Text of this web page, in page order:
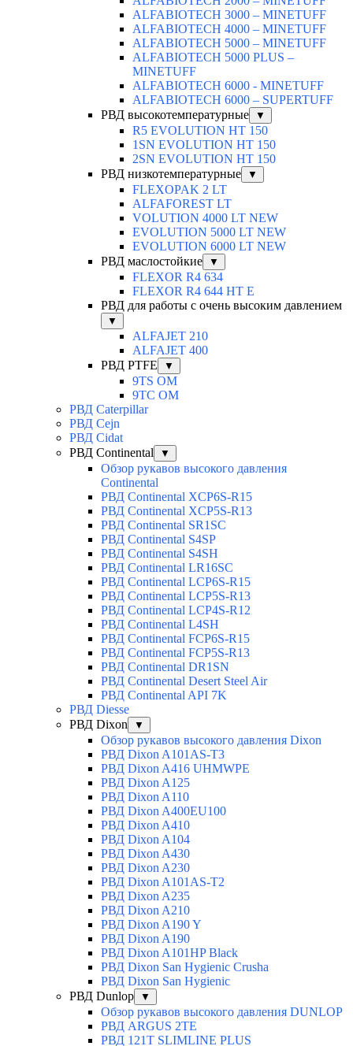
ALFABIOTECH 3000 – MINETUFF
ALFABIOTECH 4000 – MINETUFF
ALFABIOTECH 5000 – MINETUFF
ALFABIOTECH 5000 PLUS –
MINETUFF
ALFABIOTECH 6000 - MINETUFF
ALFABIOTECH 6000 – SUPERTUFF
РВД высокотемпературные
▼
R5 EVOLUTION HT 150
1SN EVOLUTION HT 150
2SN EVOLUTION HT 150
РВД низкотемпературные
▼
FLEXOPAK 2 LT
ALFAFOREST LT
VOLUTION 4000 LT NEW
EVOLUTION 5000 LT NEW
EVOLUTION 6000 LT NEW
РВД маслостойкие
▼
FLEXOR R4 634
FLEXOR R4 644 HT E
РВД для работы с очень высоким давлением
▼
ALFAJET 210
ALFAJET 400
РВД PTFE
▼
9TS OM
9TC OM
РВД Caterpillar
РВД Cejn
РВД Cidat
РВД Continental
▼
Обзор рукавов высокого давления
Continental
РВД Continental XCP6S-R15
РВД Continental XCP5S-R13
РВД Continental SR1SC
РВД Continental S4SP
РВД Continental S4SH
РВД Continental LR16SC
РВД Continental LCP6S-R15
РВД Continental LCP5S-R13
РВД Continental LCP4S-R12
РВД Continental L4SH
РВД Continental FCP6S-R15
РВД Continental FCP5S-R13
РВД Continental DR1SN
РВД Continental Desert Steel Air
РВД Continental API 7K
РВД Diesse
РВД Dixon
▼
Обзор рукавов высокого давления Dixon
РВД Dixon A101AS-T3
РВД Dixon A416 UHMWPE
РВД Dixon A125
РВД Dixon A110
РВД Dixon A400EU100
РВД Dixon A410
РВД Dixon A104
РВД Dixon A430
РВД Dixon A230
РВД Dixon A101AS-T2
РВД Dixon A235
РВД Dixon A210
РВД Dixon A190 Y
РВД Dixon A190
РВД Dixon A101HP Black
РВД Dixon San Hygienic Crusha
РВД Dixon San Hygienic
РВД Dunlop
▼
Обзор рукавов высокого давления DUNLOP
РВД ARGUS 2TE
РВД 121T SLIMLINE PLUS